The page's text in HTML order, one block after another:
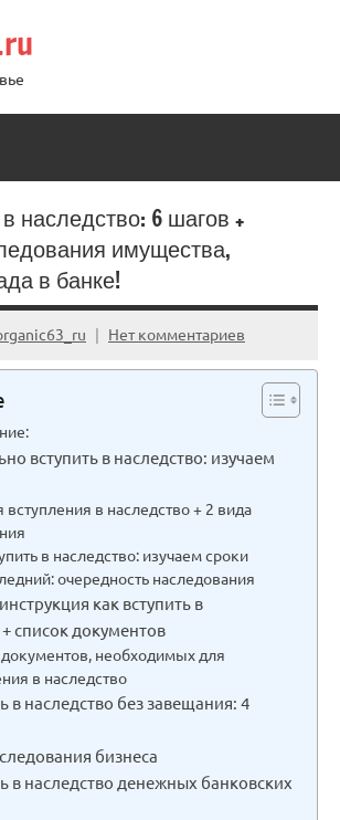
наследство: 6 шагов +
имущества,
в банке!
Нет комментариев
вступить в наследство: изучаем
вступления в наследство + 2 вида
в наследство: изучаем сроки
очередность наследования
как вступить в
список документов
необходимых для
в наследство
в наследство без завещания: 4
бизнеса
в наследство денежных банковских